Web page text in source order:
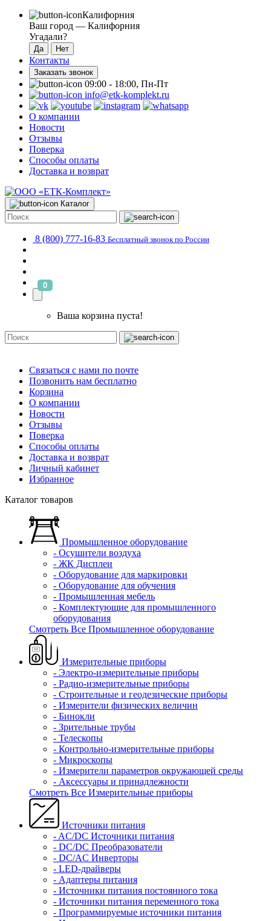
Калифорния
Ваш город — Калифорния
Угадали?
Контакты
Заказать звонок
09:00 - 18:00, Пн-Пт
info@etk-komplekt.ru
О компании
Новости
Отзывы
Поверка
Способы оплаты
Доставка и возврат
Каталог
8 (800) 777-16-83 Бесплатный звонок по России
0
Ваша корзина пуста!
Связаться с нами по почте
Позвонить нам бесплатно
Корзина
О компании
Новости
Отзывы
Поверка
Способы оплаты
Доставка и возврат
Личный кабинет
Избранное
Каталог товаров
Промышленное оборудование
- Осушители воздуха
- ЖК Дисплеи
- Оборудование для маркировки
- Оборудование для обучения
- Промышленная мебель
- Комплектующие для промышленного
оборудования
Смотреть Все Промышленное оборудование
Измерительные приборы
- Электро-измерительные приборы
- Радио-измерительные приборы
- Строительные и геодезические приборы
- Измерители физических величин
- Бинокли
- Зрительные трубы
- Телескопы
- Контрольно-измерительные приборы
- Микроскопы
- Измерители параметров окружающей среды
- Аксессуары и принадлежности
Смотреть Все Измерительные приборы
Источники питания
- AC/DC Источники питания
- DC/DC Преобразователи
- DC/AC Инверторы
- LED-драйверы
- Адаптеры питания
- Источники питания постоянного тока
- Источники питания переменного тока
- Программируемые источники питания